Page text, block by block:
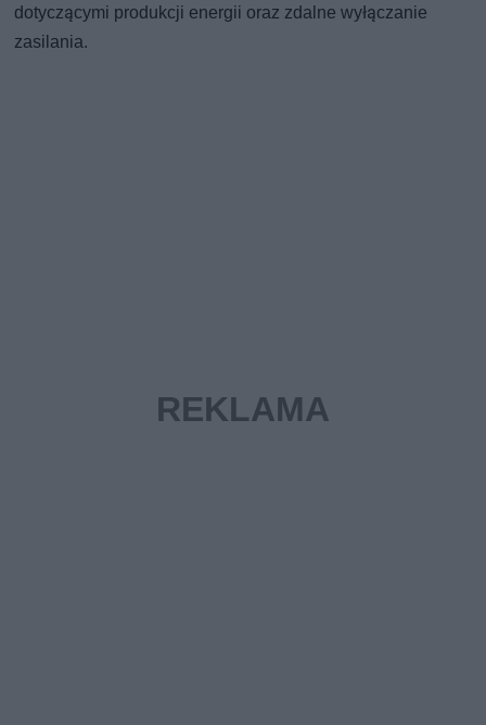
dotyczącymi produkcji energii oraz zdalne wyłączanie
zasilania.